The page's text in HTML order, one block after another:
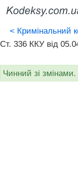
< Кримінальний
Ст. 336 ККУ від
Чинний зі